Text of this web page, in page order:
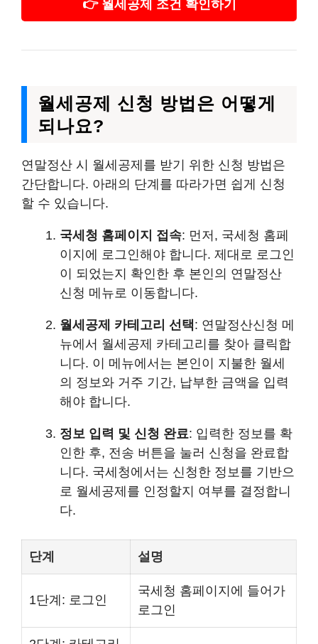
👉 월세공제 조건 확인하기
월세공제 신청 방법은 어떻게
되나요?
연말정산 시 월세공제를 받기 위한 신청 방법은
간단합니다. 아래의 단계를 따라가면 쉽게 신청
할 수 있습니다.
국세청 홈페이지 접속: 먼저, 국세청 홈페
이지에 로그인해야 합니다. 제대로 로그인
이 되었는지 확인한 후 본인의 연말정산
신청 메뉴로 이동합니다.
월세공제 카테고리 선택: 연말정산신청 메
뉴에서 월세공제 카테고리를 찾아 클릭합
니다. 이 메뉴에서는 본인이 지불한 월세
의 정보와 거주 기간, 납부한 금액을 입력
해야 합니다.
정보 입력 및 신청 완료: 입력한 정보를 확
인한 후, 전송 버튼을 눌러 신청을 완료합
니다. 국세청에서는 신청한 정보를 기반으
로 월세공제를 인정할지 여부를 결정합니
다.
단계 설명
1단계: 로그인
국세청 홈페이지에 들어가
로그인